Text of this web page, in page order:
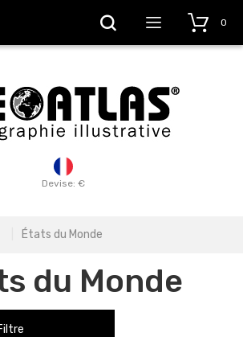
Devise: €
0
États du Monde
du Monde